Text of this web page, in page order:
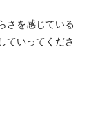
さを感じている
ていってくださ